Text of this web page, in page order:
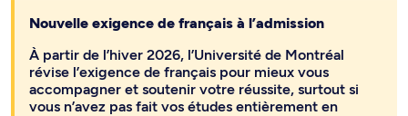
Nouvelle exigence de français à l’admission
À partir de l’hiver 2026, l’Université de Montréal
révise l’exigence de français pour mieux vous
accompagner et soutenir votre réussite, surtout si
vous n’avez pas fait vos études entièrement en